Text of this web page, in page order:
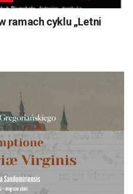
ramach cyklu „Letni